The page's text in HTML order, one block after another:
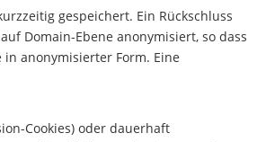
gespeichert. Ein Rückschluss
Domain-Ebene anonymisiert, so dass
anonymisierter Form. Eine
Cookies) oder dauerhaft